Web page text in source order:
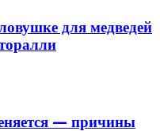
для медведей
— причины